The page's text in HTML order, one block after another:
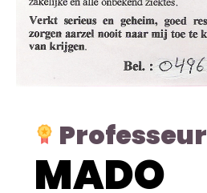
Professeur
MADO